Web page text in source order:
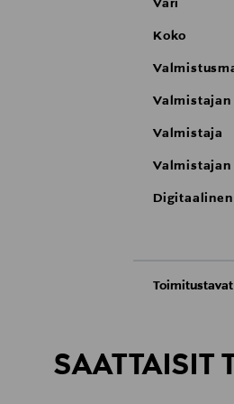
Väri
Koko
Valmistajan
Valmistaja
Valmistajan
Toimitustavat
Kotiinkuljetus
SAATTAISIT